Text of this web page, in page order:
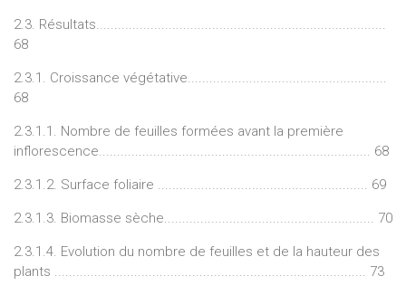
2.3. Résultats................................................................................
68
2.3.1. Croissance végétative.......................................................
68
2.3.1.1. Nombre de feuilles formées avant la première
inflorescence........................................................................... 68
2.3.1.2. Surface foliaire .......................................................... 69
2.3.1.3. Biomasse sèche.......................................................... 70
2.3.1.4. Evolution du nombre de feuilles et de la hauteur des
plants ...................................................................................... 73